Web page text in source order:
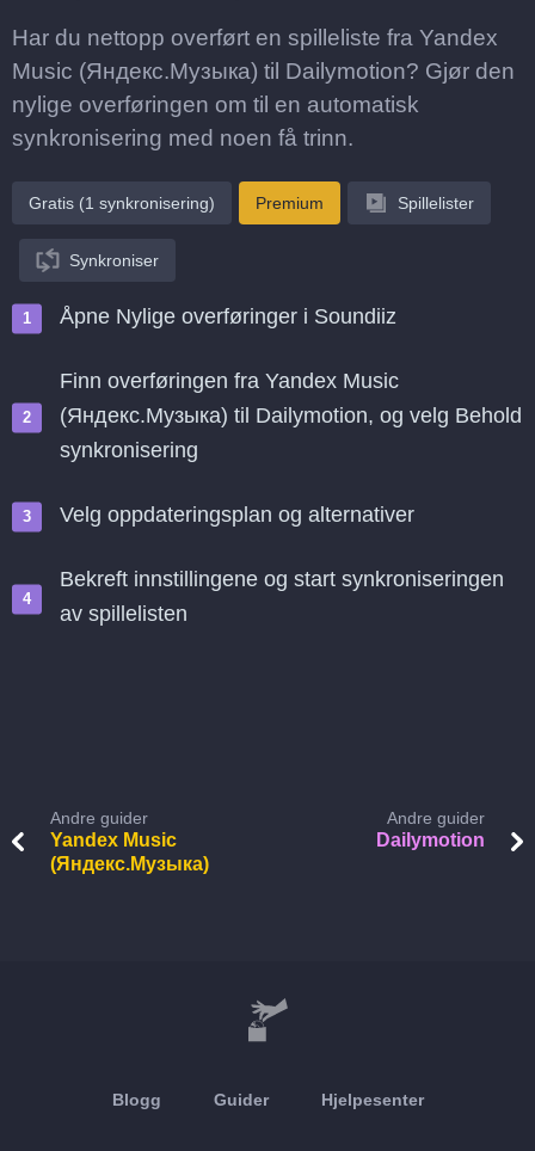
Har du nettopp overført en spilleliste fra Yandex
Music (Яндекс.Музыка) til Dailymotion? Gjør den
nylige overføringen om til en automatisk
synkronisering med noen få trinn.
Gratis (1 synkronisering) Premium Spillelister
Synkroniser
Åpne Nylige overføringer i Soundiiz
Finn overføringen fra Yandex Music
(Яндекс.Музыка) til Dailymotion, og velg Behold
synkronisering
Velg oppdateringsplan og alternativer
Bekreft innstillingene og start synkroniseringen
av spillelisten
Andre guider
Yandex Music
(Яндекс.Музыка)
Andre guider
Dailymotion
Blogg Guider Hjelpesenter